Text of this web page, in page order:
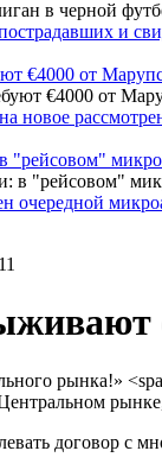
и
€4000 от
новое
"рейсовом"
очередной
договор с